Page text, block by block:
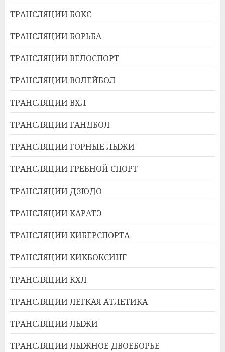
ТРАНСЛЯЦИИ БОКС
ТРАНСЛЯЦИИ БОРЬБА
ТРАНСЛЯЦИИ ВЕЛОСПОРТ
ТРАНСЛЯЦИИ ВОЛЕЙБОЛ
ТРАНСЛЯЦИИ ВХЛ
ТРАНСЛЯЦИИ ГАНДБОЛ
ТРАНСЛЯЦИИ ГОРНЫЕ ЛЫЖИ
ТРАНСЛЯЦИИ ГРЕБНОЙ СПОРТ
ТРАНСЛЯЦИИ ДЗЮДО
ТРАНСЛЯЦИИ КАРАТЭ
ТРАНСЛЯЦИИ КИБЕРСПОРТА
ТРАНСЛЯЦИИ КИКБОКСИНГ
ТРАНСЛЯЦИИ КХЛ
ТРАНСЛЯЦИИ ЛЕГКАЯ АТЛЕТИКА
ТРАНСЛЯЦИИ ЛЫЖИ
ТРАНСЛЯЦИИ ЛЫЖНОЕ ДВОЕБОРЬЕ